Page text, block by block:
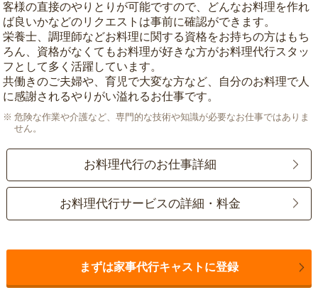
客様の直接のやりとりが可能ですので、どんなお料理を作れ
ば良いかなどのリクエストは事前に確認ができます。
栄養士、調理師などお料理に関する資格をお持ちの方はもち
ろん、資格がなくてもお料理が好きな方がお料理代行スタッ
フとして多く活躍しています。
共働きのご夫婦や、育児で大変な方など、自分のお料理で人
に感謝されるやりがい溢れるお仕事です。
危険な作業や介護など、専門的な技術や知識が必要なお仕事ではありま
せん。
お料理代行のお仕事詳細
お料理代行サービスの詳細・料金
まずは家事代行キャストに登録